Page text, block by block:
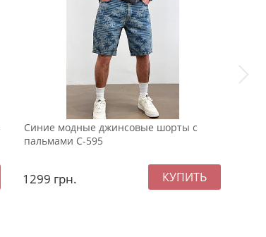
Синие модные джинсовые шорты с
пальмами С-595
1299 грн.